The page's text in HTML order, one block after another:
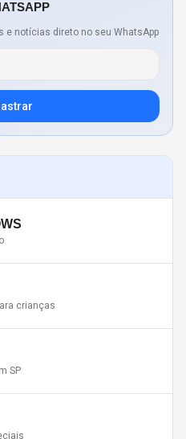
e notícias direto no seu WhatsApp
crianças
SP